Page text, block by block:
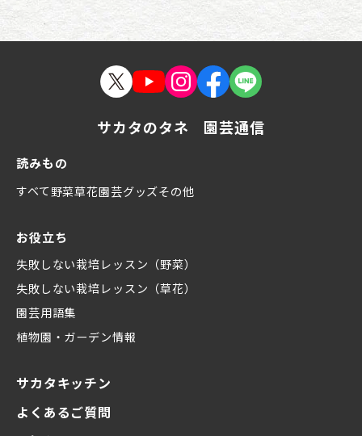
サカタのタネ 園芸通信
読みもの
すべて野菜草花園芸グッズその他
お役立ち
失敗しない栽培レッスン（野菜）
失敗しない栽培レッスン（草花）
園芸用語集
植物園・ガーデン情報
サカタキッチン
よくあるご質問